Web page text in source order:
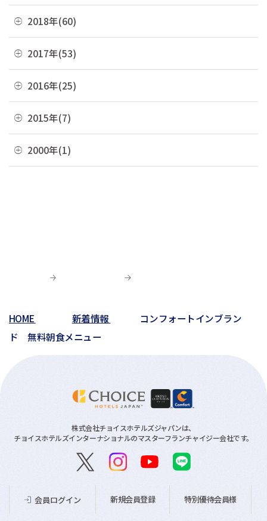
04月(4)
03月(7)
02月(10)
01月(4)
05月(9)
04月(5)
03月(8)
01月(6)
07月(4)
05月(10)
04月(2)
03月(8)
01月(3)
08月(4)
07月(10)
05月(6)
04月(2)
03月(7)
09月(5)
08月(4)
07月(8)
05月(8)
04月(10)
03月(12)
11月(8)
09月(4)
08月(4)
07月(5)
05月(7)
12月(7)
11月(9)
09月(6)
08月(2)
07月(5)
01月(4)
2018年(60)
12月(7)
11月(2)
09月(4)
08月(3)
07月(7)
01月(2)
2017年(53)
12月(2)
11月(4)
09月(1)
03月(6)
01月(3)
2016年(25)
12月(2)
11月(3)
02月(1)
2015年(7)
11月(1)
06月(6)
2000年(1)
HOME 新着情報
コンフォートインブラン
ド 無料朝食メニュー
株式会社チョイスホテルズジャパンは、
チョイスホテルズインターナショナルのマスターフランチャイジー会社です。
会員ログイン 新規会員登録 特別優待会員様